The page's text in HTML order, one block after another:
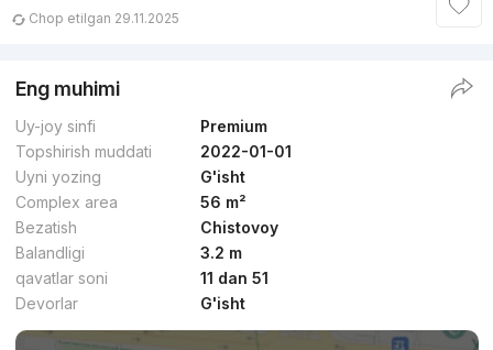
Chop etilgan 29.11.2025
Eng muhimi
Uy-joy sinfi
Premium
Topshirish muddati
2022-01-01
Uyni yozing
G'isht
Complex area
56 m²
Bezatish
Chistovoy
Balandligi
3.2 m
qavatlar soni
11 dan 51
Devorlar
G'isht